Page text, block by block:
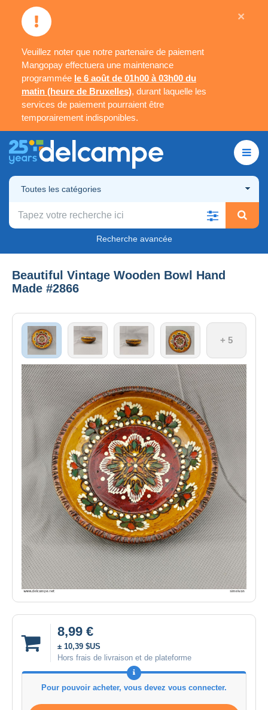
Veuillez noter que notre partenaire de paiement
Mangopay effectuera une maintenance
programmée le 6 août de 01h00 à 03h00 du
matin (heure de Bruxelles), durant laquelle les
services de paiement pourraient être
temporairement indisponibles.
×
Toutes les catégories
Recherche avancée
Beautiful Vintage Wooden Bowl Hand
Made #2866
+ 5
8,99 €
± 10,39 $US
Hors frais de livraison et de plateforme
Pour pouvoir acheter, vous devez vous connecter.